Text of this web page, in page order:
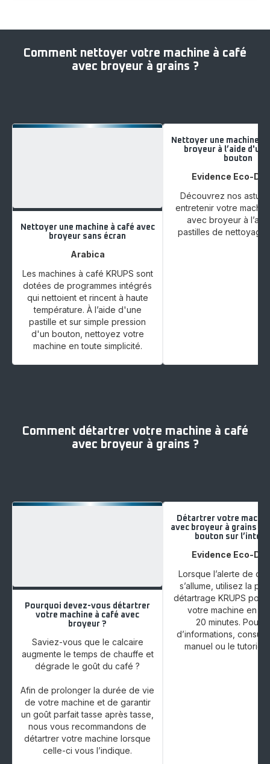
Comment nettoyer votre machine à café
avec broyeur à grains ?
Nettoyer une machine à café avec
broyeur sans écran
Arabica
Les machines à café KRUPS sont
dotées de programmes intégrés
qui nettoient et rincent à haute
température. À l’aide d'une
pastille et sur simple pression
d'un bouton, nettoyez votre
machine en toute simplicité.
Nettoyer une machine à
broyeur à l’aide d'un
bouton
Evidence Eco-
Découvrez nos
entretenir votre
avec broyeur à
pastilles de nettoyage
Comment détartrer votre machine à café
avec broyeur à grains ?
Pourquoi devez-vous détartrer
votre machine à café avec
broyeur ?
Saviez-vous que le calcaire
augmente le temps de chauffe et
dégrade le goût du café ?
Afin de prolonger la durée de vie
de votre machine et de garantir
un goût parfait tasse après tasse,
nous vous recommandons de
détartrer votre machine lorsque
celle-ci vous l’indique.
Détartrer votre
avec broyeur à grains à
bouton sur
Evidence Eco-
Lorsque l’alerte de
s’allume, utilisez la
détartrage KRUPS
votre machine en
20 minutes. Pour
d’informations,
manuel ou le tutoriel